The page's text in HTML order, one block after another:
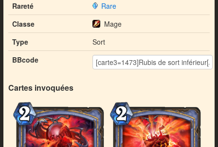
Rareté
Rare
Classe
Mage
Type
Sort
BBcode
Cartes invoquées